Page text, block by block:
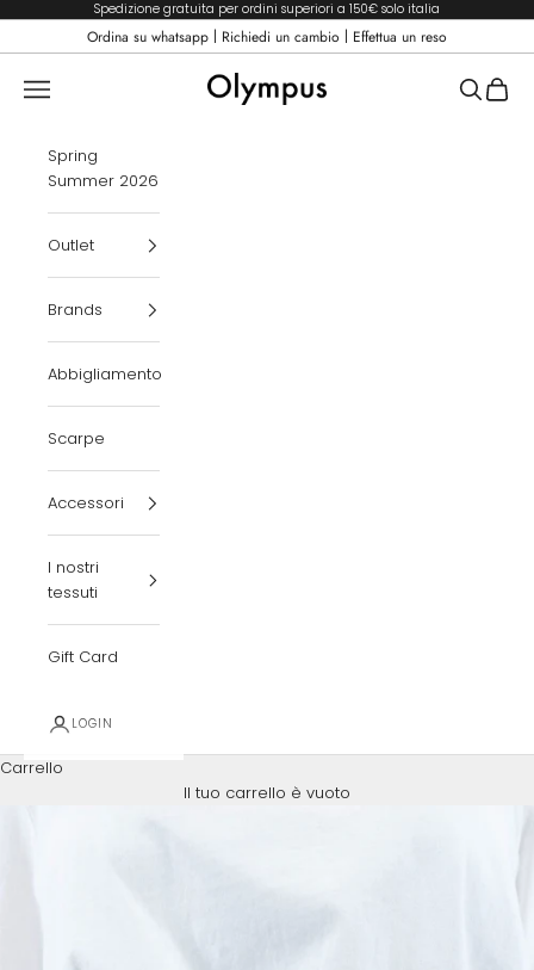
Vai al contenutoSpedizione gratuita per ordini superiori a 150€ solo italia
Ordina su whatsapp | Richiedi un cambio | Effettua un reso
Olympus Boutique
Menù Cerca
Spring
Summer 2026
Outlet
Brands
Abbigliamento
Scarpe
Accessori
I nostri
tessuti
Gift Card
LOGIN
Carrello
Il tuo carrello è vuoto